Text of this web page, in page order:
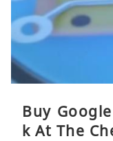
Buy
k At The